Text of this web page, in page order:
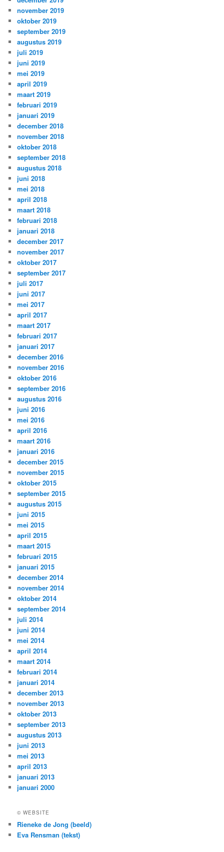
november 2019
oktober 2019
september 2019
augustus 2019
juli 2019
juni 2019
mei 2019
april 2019
maart 2019
februari 2019
januari 2019
december 2018
november 2018
oktober 2018
september 2018
augustus 2018
juni 2018
mei 2018
april 2018
maart 2018
februari 2018
januari 2018
december 2017
november 2017
oktober 2017
september 2017
juli 2017
juni 2017
mei 2017
april 2017
maart 2017
februari 2017
januari 2017
december 2016
november 2016
oktober 2016
september 2016
augustus 2016
juni 2016
mei 2016
april 2016
maart 2016
januari 2016
december 2015
november 2015
oktober 2015
september 2015
augustus 2015
juni 2015
mei 2015
april 2015
maart 2015
februari 2015
januari 2015
december 2014
november 2014
oktober 2014
september 2014
juli 2014
juni 2014
mei 2014
april 2014
maart 2014
februari 2014
januari 2014
december 2013
november 2013
oktober 2013
september 2013
augustus 2013
juni 2013
mei 2013
april 2013
januari 2013
januari 2000
© WEBSITE
Rieneke de Jong (beeld)
Eva Rensman (tekst)